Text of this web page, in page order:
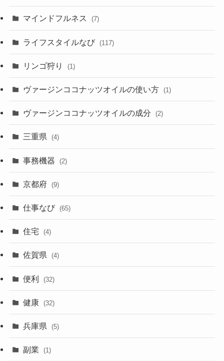
マインドフルネス (7)
ライフスタイルなび (117)
リンゴ狩り (1)
ヴァージンココナッツオイルの使い方 (1)
ヴァージンココナッツオイルの成分 (2)
三重県 (4)
事務機器 (2)
京都府 (9)
仕事なび (65)
住宅 (4)
佐賀県 (4)
便利 (32)
健康 (32)
兵庫県 (5)
副業 (1)